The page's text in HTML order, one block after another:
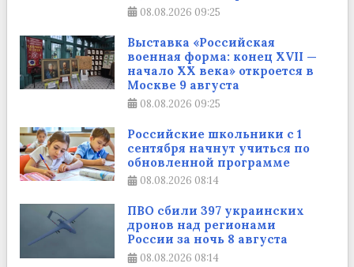
08.08.2026 09:25
Выставка «Российская
военная форма: конец XVII —
начало XX века» откроется в
Москве 9 августа
08.08.2026 09:25
Российские школьники с 1
сентября начнут учиться по
обновленной программе
08.08.2026 08:14
ПВО сбили 397 украинских
дронов над регионами
России за ночь 8 августа
08.08.2026 08:14